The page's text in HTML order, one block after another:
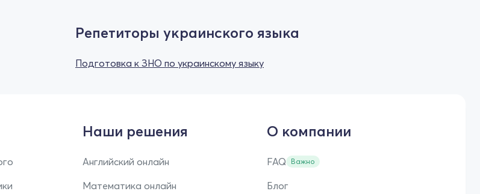
Репетиторы украинского языка
Подготовка к ЗНО по украинскому языку
Наши решения
Английский онлайн
Математика онлайн
О компании
FAQ Важно
Блог